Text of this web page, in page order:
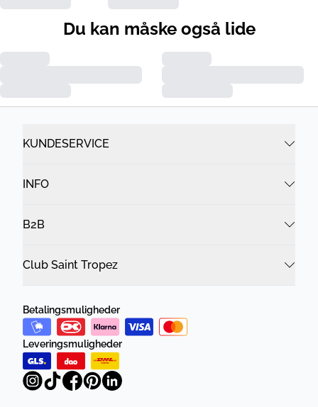
Du kan måske også lide
KUNDESERVICE
INFO
B2B
Club Saint Tropez
Betalingsmuligheder
Leveringsmuligheder